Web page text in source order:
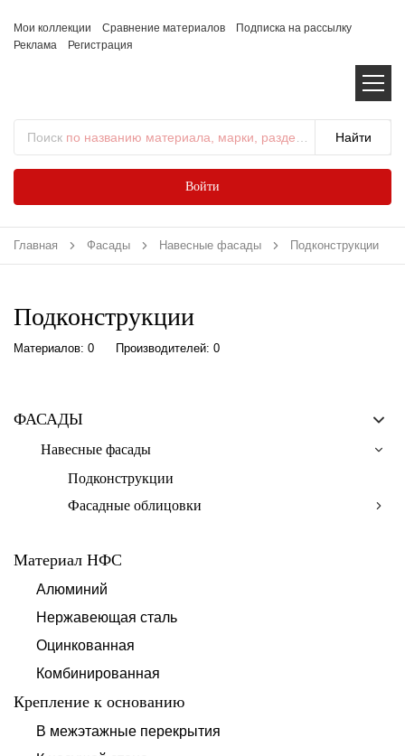
Мои коллекции Сравнение материалов
Подписка на рассылку
Реклама
Регистрация
Поиск по названию материала, марки, раздела...
Войти
Главная Фасады Навесные фасады Подконструкции
Подконструкции
Материалов: 0 Производителей: 0
ФАСАДЫ
Навесные фасады
Подконструкции
Фасадные облицовки
Материал НФС
Алюминий
Нержавеющая сталь
Оцинкованная
Комбинированная
Крепление к основанию
В межэтажные перекрытия